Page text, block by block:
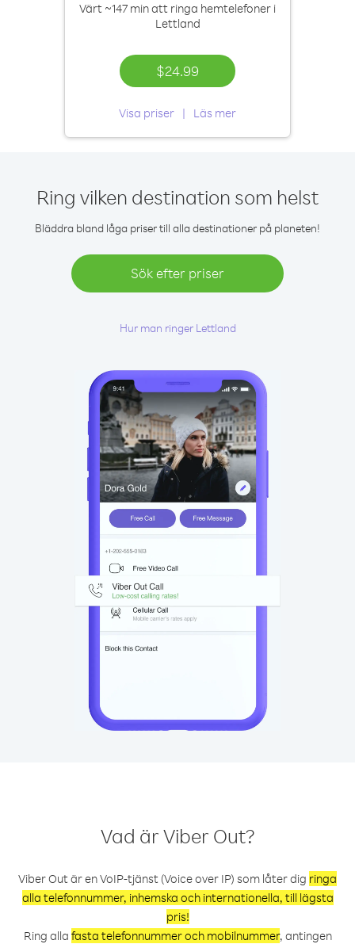
Värt ~147 minatt ringa hemtelefoner i
Lettland
$24.99
Visa priser Läs mer
Ring vilken destination som helst
Bläddra bland låga priser till alla destinationer på planeten!
Sök efter priser
Hur man ringer Lettland
Vad är Viber Out?
Viber Out är en VoIP-tjänst (Voice over IP) som låter dig ringa
alla telefonnummer, inhemska och internationella, till lägsta
pris!
Ring alla fasta telefonnummer och mobilnummer, antingen